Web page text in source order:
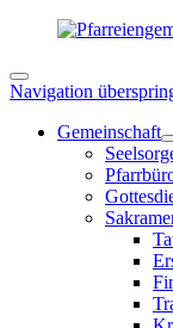
Navigation
Gemeinschaft